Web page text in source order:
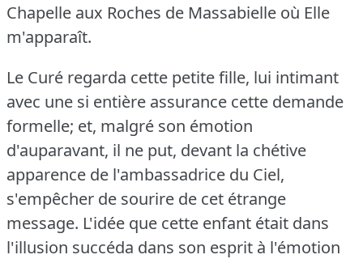
Chapelle aux Roches de Massabielle où Elle
m'apparaît.
Le Curé regarda cette petite fille, lui intimant
avec une si entière assurance cette demande
formelle; et, malgré son émotion
d'auparavant, il ne put, devant la chétive
apparence de l'ambassadrice du Ciel,
s'empêcher de sourire de cet étrange
message. L'idée que cette enfant était dans
l'illusion succéda dans son esprit à l'émotion